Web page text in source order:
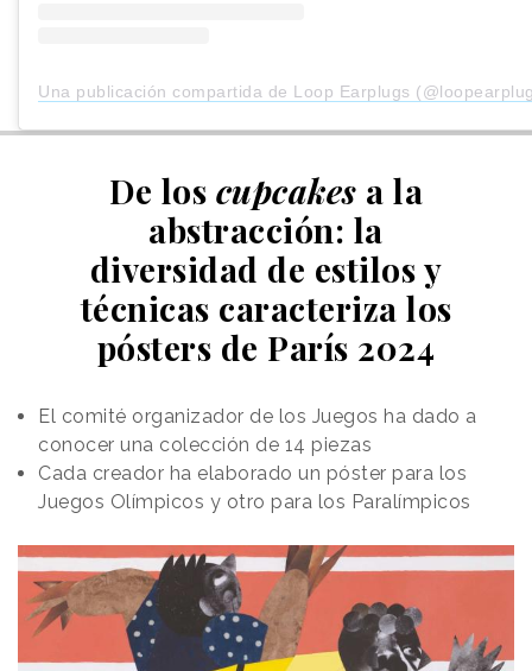
Una publicación compartida de Loop Earplugs
De los cupcakes a la
abstracción: la
diversidad de estilos y
técnicas caracteriza los
pósters de París 2024
El comité organizador de los Juegos ha dado a
conocer una colección de 14 piezas
Cada creador ha elaborado un póster para los
Juegos Olímpicos y otro para los Paralímpicos